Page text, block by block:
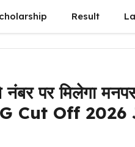
Result
पर मिलेगा
PG Cut Off